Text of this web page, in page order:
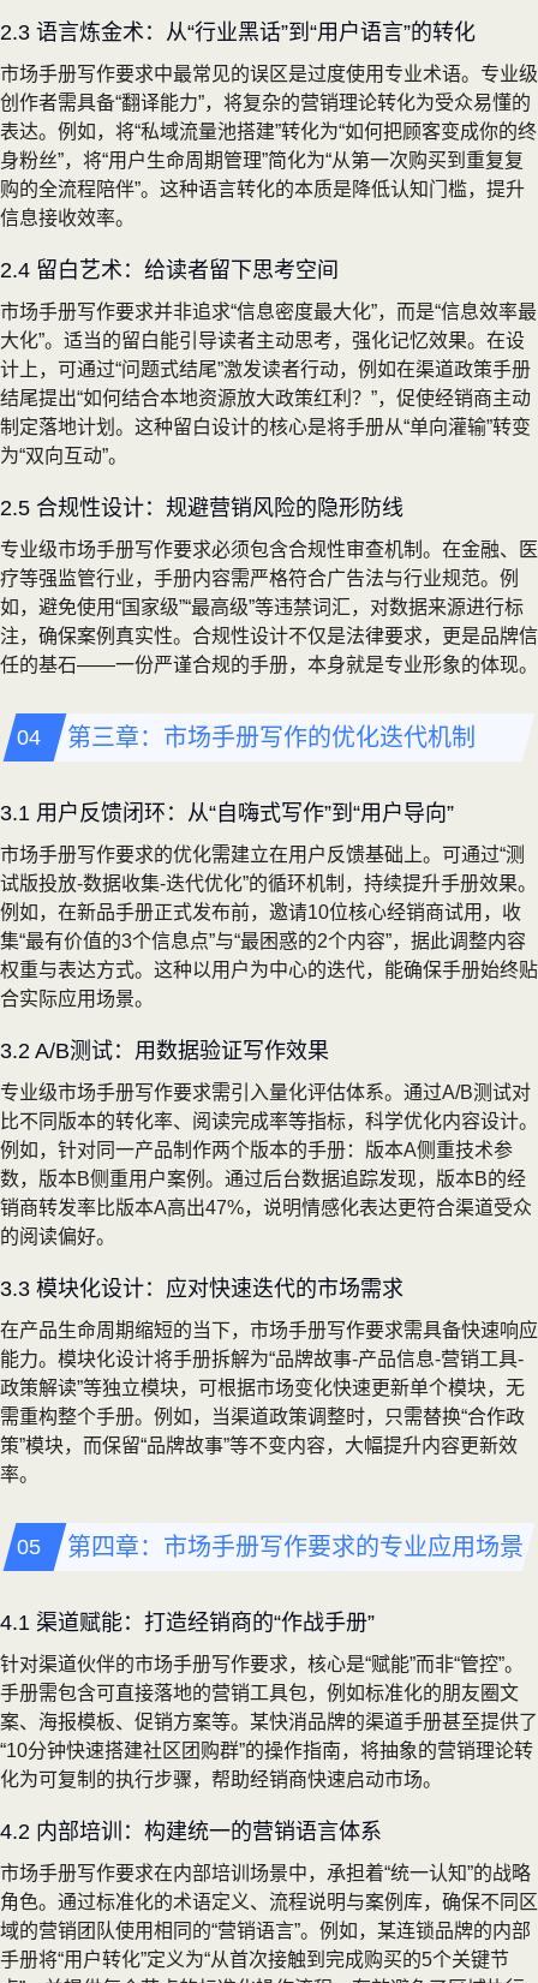
2.3 语言炼金术：从“行业黑话”到“用户语言”的转化
市场手册写作要求中最常见的误区是过度使用专业术语。专业级
创作者需具备“翻译能力”，将复杂的营销理论转化为受众易懂的
表达。例如，将“私域流量池搭建”转化为“如何把顾客变成你的终
身粉丝”，将“用户生命周期管理”简化为“从第一次购买到重复复
购的全流程陪伴”。这种语言转化的本质是降低认知门槛，提升
信息接收效率。
2.4 留白艺术：给读者留下思考空间
市场手册写作要求并非追求“信息密度最大化”，而是“信息效率最
大化”。适当的留白能引导读者主动思考，强化记忆效果。在设
计上，可通过“问题式结尾”激发读者行动，例如在渠道政策手册
结尾提出“如何结合本地资源放大政策红利？”，促使经销商主动
制定落地计划。这种留白设计的核心是将手册从“单向灌输”转变
为“双向互动”。
2.5 合规性设计：规避营销风险的隐形防线
专业级市场手册写作要求必须包含合规性审查机制。在金融、医
疗等强监管行业，手册内容需严格符合广告法与行业规范。例
如，避免使用“国家级”“最高级”等违禁词汇，对数据来源进行标
注，确保案例真实性。合规性设计不仅是法律要求，更是品牌信
任的基石——一份严谨合规的手册，本身就是专业形象的体现。
第三章：市场手册写作的优化迭代机制
3.1 用户反馈闭环：从“自嗨式写作”到“用户导向”
市场手册写作要求的优化需建立在用户反馈基础上。可通过“测
试版投放-数据收集-迭代优化”的循环机制，持续提升手册效果。
例如，在新品手册正式发布前，邀请10位核心经销商试用，收
集“最有价值的3个信息点”与“最困惑的2个内容”，据此调整内容
权重与表达方式。这种以用户为中心的迭代，能确保手册始终贴
合实际应用场景。
3.2 A/B测试：用数据验证写作效果
专业级市场手册写作要求需引入量化评估体系。通过A/B测试对
比不同版本的转化率、阅读完成率等指标，科学优化内容设计。
例如，针对同一产品制作两个版本的手册：版本A侧重技术参
数，版本B侧重用户案例。通过后台数据追踪发现，版本B的经
销商转发率比版本A高出47%，说明情感化表达更符合渠道受众
的阅读偏好。
3.3 模块化设计：应对快速迭代的市场需求
在产品生命周期缩短的当下，市场手册写作要求需具备快速响应
能力。模块化设计将手册拆解为“品牌故事-产品信息-营销工具-
政策解读”等独立模块，可根据市场变化快速更新单个模块，无
需重构整个手册。例如，当渠道政策调整时，只需替换“合作政
策”模块，而保留“品牌故事”等不变内容，大幅提升内容更新效
率。
第四章：市场手册写作要求的专业应用场景
4.1 渠道赋能：打造经销商的“作战手册”
针对渠道伙伴的市场手册写作要求，核心是“赋能”而非“管控”。
手册需包含可直接落地的营销工具包，例如标准化的朋友圈文
案、海报模板、促销方案等。某快消品牌的渠道手册甚至提供了
“10分钟快速搭建社区团购群”的操作指南，将抽象的营销理论转
化为可复制的执行步骤，帮助经销商快速启动市场。
4.2 内部培训：构建统一的营销语言体系
市场手册写作要求在内部培训场景中，承担着“统一认知”的战略
角色。通过标准化的术语定义、流程说明与案例库，确保不同区
域的营销团队使用相同的“营销语言”。例如，某连锁品牌的内部
手册将“用户转化”定义为“从首次接触到完成购买的5个关键节